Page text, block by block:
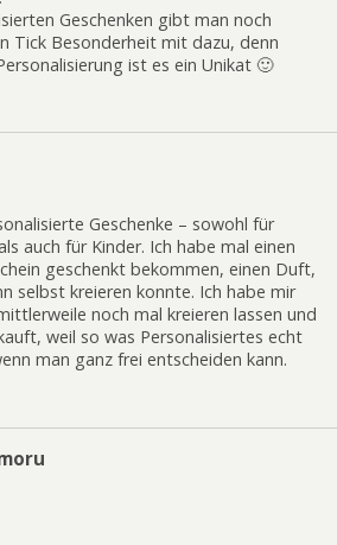
Geschenken gibt man noch
Tick Besonderheit mit dazu, denn
ist es ein Unikat 🙂
Geschenke – sowohl für
auch für Kinder. Ich habe mal einen
geschenkt bekommen, einen Duft,
selbst kreieren konnte. Ich habe mir
noch mal kreieren lassen und
weil so was Personalisiertes echt
man ganz frei entscheiden kann.